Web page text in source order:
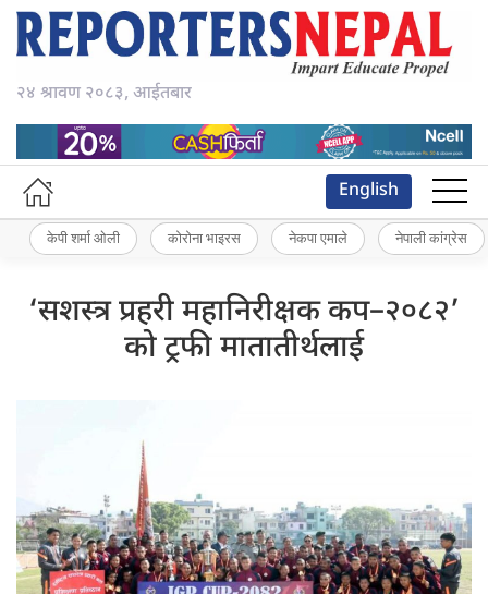
२४ श्रावण २०८३, आईतबार
English
केपी शर्मा ओली कोरोना भाइरस नेकपा एमाले नेपाली कांग्रेस
‘सशस्त्र प्रहरी महानिरीक्षक कप–२०८२’
को ट्रफी मातातीर्थलाई